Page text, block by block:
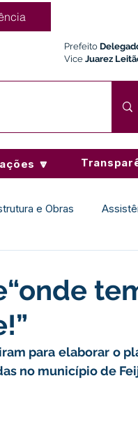
Prefeito
Vice Juarez
🔽
e Obras
Defesa Civil
para elaborar o
no município de